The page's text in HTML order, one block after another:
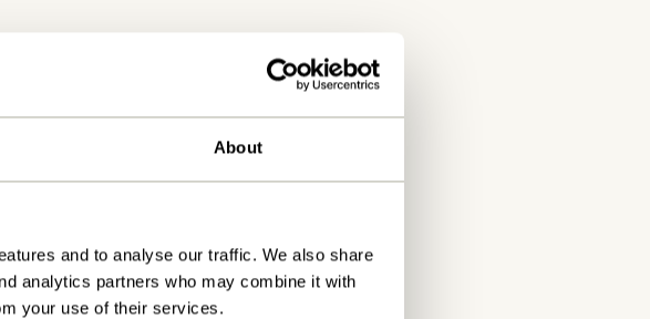
About
and to analyse our traffic. We also share
analytics partners who may combine it with
your use of their services.